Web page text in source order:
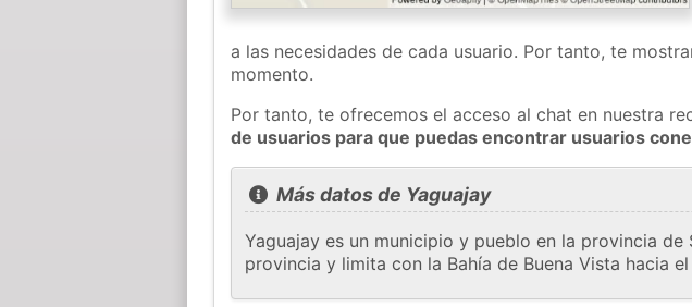
a las necesidades de cada usuario. Por tanto, te
momento.
Por tanto, te ofrecemos el acceso al chat en nuestra
de usuarios para que puedas encontrar usuarios
Más datos de Yaguajay
Yaguajay es un municipio y pueblo en la provincia
provincia y limita con la Bahía de Buena Vista hacia